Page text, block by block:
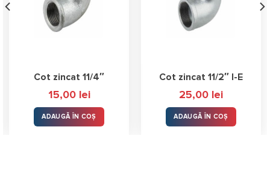
Cot zincat 11/4″
15,00 lei
ADAUGĂ ÎN COȘ
Cot zincat 11/2″ I-E
25,00 lei
ADAUGĂ ÎN COȘ